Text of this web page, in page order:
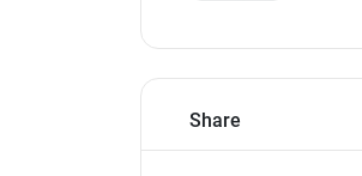
Share